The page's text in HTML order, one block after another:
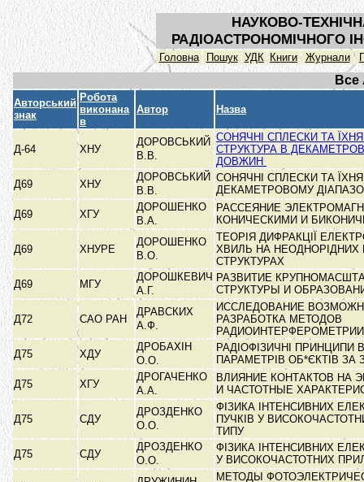
НАУКОВО-
РАДІОАСТРОНОМІЧНОГО
Головна Пошук УДК Книги Журнали
Все
Авторський
знак
Робота
виконана
в
Автор Назва
Д-64 ХНУ
ДОРОВСЬКИЙ
В.В.
СОНЯЧНІ СПЛЕСКИ ТА
СТРУКТУРА В
ДОВЖИН
Д69
ХНУ
ДОРОВСЬКИЙ
В.В.
СОНЯЧНІ СПЛЕСКИ ТА
ДЕКАМЕТРОВОМУ
Д69
ХГУ
ДОРОШЕНКО
В.А.
РАССЕЯНИЕ
КОНИЧЕСКИМИ И
Д69 ХНУРЕ
ДОРОШЕНКО
В.О.
ТЕОРІЯ ДИФРАКЦІЇ
ХВИЛЬ НА НЕОДНОРІДНИХ
СТРУКТУРАХ
Д69
МГУ
ДОРОШКЕВИЧ
А.Г.
РАЗВИТИЕ
СТРУКТУРЫ И
Д72 САО РАН
ДРАВСКИХ
А.Ф.
ИССЛЕДОВАНИЕ
РАЗРАБОТКА МЕТОДОВ
Д75
ХДУ
ДРОБАХІН
О.О.
РАДІОФІЗИЧНІ ПРИНЦИПИ
ПАРАМЕТРІВ ОБ*ЄКТІВ
Д75
ХГУ
ДРОГАЧЕНКО
А.А.
ВЛИЯНИЕ КОНТАКТОВ НА
И ЧАСТОТНЫЕ
Д75 СДУ
ДРОЗДЕНКО
О.О.
ФІЗИКА ІНТЕНСИВНИХ
ПУЧКІВ У
ТИПУ
Д75
СДУ
ДРОЗДЕНКО
О.О.
ФІЗИКА ІНТЕНСИВНИХ
У ВИСОКОЧАСТОТНИХ
МЕТОДЫ